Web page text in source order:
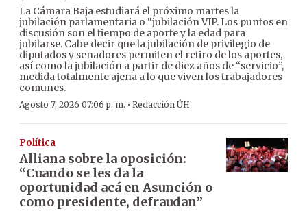
La Cámara Baja estudiará el próximo martes la
jubilación parlamentaria o “jubilación VIP. Los puntos en
discusión son el tiempo de aporte y la edad para
jubilarse. Cabe decir que la jubilación de privilegio de
diputados y senadores permiten el retiro de los aportes,
así como la jubilación a partir de diez años de “servicio”,
medida totalmente ajena a lo que viven los trabajadores
comunes.
Agosto 7, 2026 07:06 p. m. · Redacción ÚH
Política
Alliana sobre la oposición:
“Cuando se les da la
oportunidad acá en Asunción o
como presidente, defraudan”